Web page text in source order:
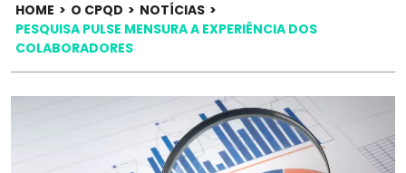
HOME > O CPQD > NOTÍCIAS >
PESQUISA PULSE MENSURA A EXPERIÊNCIA DOS
COLABORADORES